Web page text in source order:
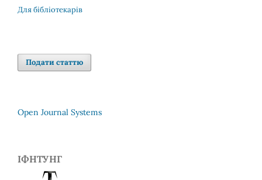
Для бібліотекарів
Подати статтю
Open Journal Systems
ІФНТУНГ